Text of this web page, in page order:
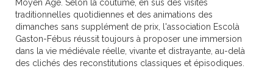
Moyen Âge. Selon la coutume, en sus des visites
traditionnelles quotidiennes et des animations des
dimanches sans supplément de prix, l'association Escolà
Gaston-Fébus réussit toujours à proposer une immersion
dans la vie médiévale réelle, vivante et distrayante, au-delà
des clichés des reconstitutions classiques et épisodiques.